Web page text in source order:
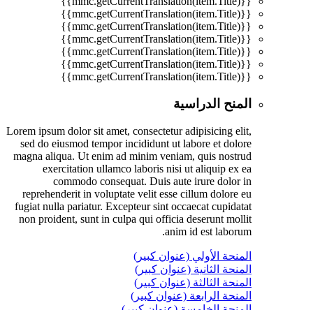
{{mmc.getCurrentTranslation(item.Title)}}
{{mmc.getCurrentTranslation(item.Title)}}
{{mmc.getCurrentTranslation(item.Title)}}
{{mmc.getCurrentTranslation(item.Title)}}
{{mmc.getCurrentTranslation(item.Title)}}
{{mmc.getCurrentTranslation(item.Title)}}
المنح الدراسية
Lorem ipsum dolor sit amet, consectetur adipisicing elit,
sed do eiusmod tempor incididunt ut labore et dolore
magna aliqua. Ut enim ad minim veniam, quis nostrud
exercitation ullamco laboris nisi ut aliquip ex ea
commodo consequat. Duis aute irure dolor in
reprehenderit in voluptate velit esse cillum dolore eu
fugiat nulla pariatur. Excepteur sint occaecat cupidatat
non proident, sunt in culpa qui officia deserunt mollit
anim id est laborum.
المنحة الأولي (عنوان كبير)
المنحة الثانية (عنوان كبير)
المنحة الثالثة (عنوان كبير)
المنحة الرابعة (عنوان كبير)